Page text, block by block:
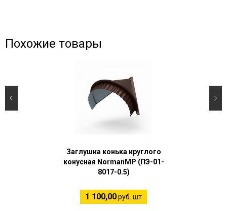
Похожие товары
Заглушка конька круглого
конусная NormanMP (ПЭ-01-
8017-0.5)
1 100,00руб. шт